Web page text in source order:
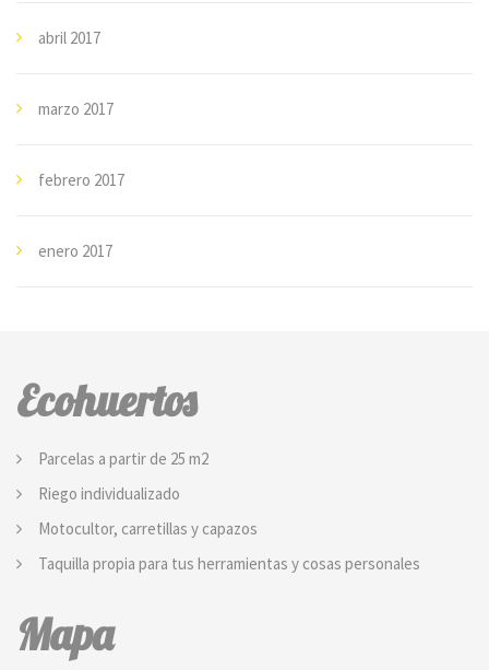
abril 2017
marzo 2017
febrero 2017
enero 2017
Ecohuertos
Parcelas a partir de 25 m2
Riego individualizado
Motocultor, carretillas y capazos
Taquilla propia para tus herramientas y cosas personales
Mapa